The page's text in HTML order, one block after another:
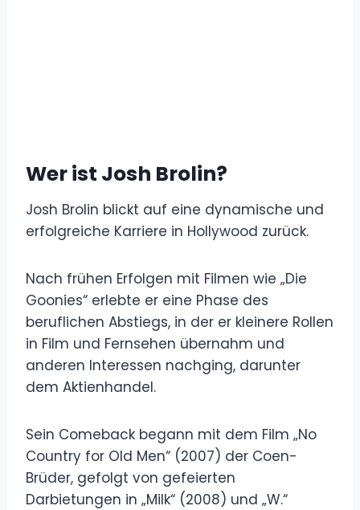
Wer ist Josh Brolin?
Josh Brolin blickt auf eine dynamische und
erfolgreiche Karriere in Hollywood zurück.
Nach frühen Erfolgen mit Filmen wie „Die
Goonies“ erlebte er eine Phase des
beruflichen Abstiegs, in der er kleinere Rollen
in Film und Fernsehen übernahm und
anderen Interessen nachging, darunter
dem Aktienhandel.
Sein Comeback begann mit dem Film „No
Country for Old Men“ (2007) der Coen-
Brüder, gefolgt von gefeierten
Darbietungen in „Milk“ (2008) und „W.“